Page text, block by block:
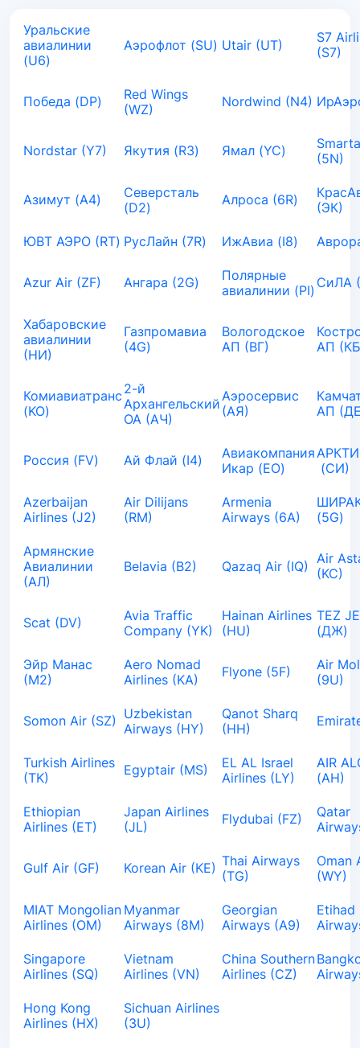
Уральские
авиалинии
(U6)
Аэрофлот (SU) Utair (UT)
S7
(S7)
Победа (DP)
Red Wings
(WZ)
Nordwind (N4)
Nordstar (Y7) Якутия (R3) Ямал (YC)
(5N)
Азимут (A4)
Северсталь
(D2)
Алроса (6R)
(ЭК)
ЮВТ АЭРО (RT) РусЛайн (7R) ИжАвиа (I8)
Azur Air (ZF) Ангара (2G)
Полярные
авиалинии (PI) СиЛА
Хабаровские
авиалинии
(НИ)
Газпромавиа
(4G)
Вологодское
АП (ВГ)
АП
Комиавиатранс
(KO)
2-й
Архангельский
ОА (АЧ)
Аэросервис
(АЯ)
АП
Россия (FV) Ай Флай (I4)
Авиакомпания
Икар (EO)
(СИ)
Azerbaijan
Airlines (J2)
Air Dilijans
(RM)
Armenia
Airways (6A)
(5G)
Армянские
Авиалинии
(АЛ)
Belavia (B2) Qazaq Air (IQ) Air
(KC)
Scat (DV)
Avia Traffic
Company (YK)
Hainan Airlines
(HU)
TEZ
(ДЖ)
Эйр Манас
(М2)
Aero Nomad
Airlines (KA)
Flyone (5F)
Air
(9U)
Somon Air (SZ) Uzbekistan
Airways (HY)
Qanot Sharq
(HH)
Turkish Airlines
(TK)
Egyptair (MS)
EL AL Israel
Airlines (LY)
AIR
(AH)
Ethiopian
Airlines (ET)
Japan Airlines
(JL)
Flydubai (FZ)
Qatar
Gulf Air (GF) Korean Air (KE) Thai Airways
(TG)
Oman
(WY)
MIAT Mongolian
Airlines (OM)
Myanmar
Airways (8M)
Georgian
Airways (A9)
Etihad
Singapore
Airlines (SQ)
Vietnam
Airlines (VN)
China Southern
Airlines (CZ)
Hong Kong
Airlines (HX)
Sichuan Airlines
(3U)